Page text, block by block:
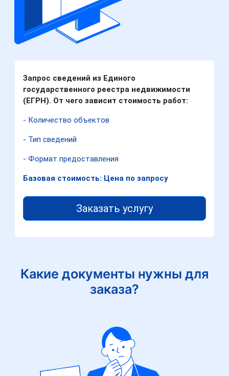
Запрос сведений из Единого
государственного реестра недвижимости
(ЕГРН). От чего зависит стоимость работ:
- Количество объектов
- Тип сведений
- Формат предоставления
Базовая стоимость: Цена по запросу
Заказать услугу
Какие документы нужны для
заказа?